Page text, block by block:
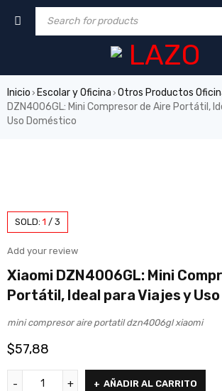
Inicio › Escolar y Oficina › Otros Productos
DZN4006GL: Mini Compresor de Aire Portátil,
Uso Doméstico
SOLD: 1 / 3
Add your review
Xiaomi DZN4006GL: Mini
Portátil, Ideal para Viajes y
mini compresor aire portatil dzn4006gl xiaomi
$57,88
AÑADIR AL CARRITO